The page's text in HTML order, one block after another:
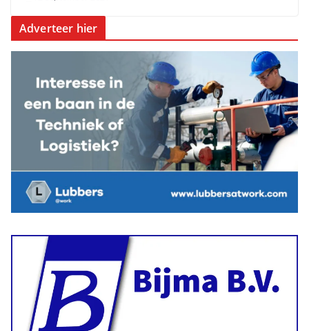
Adverteer hier